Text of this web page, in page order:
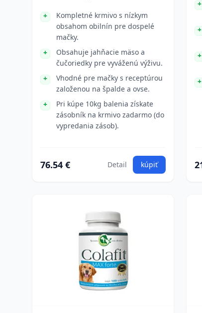
Kompletné krmivo s nízkym
obsahom obilnín pre dospelé
mačky.
Obsahuje jahňacie mäso a
čučoriedky pre vyváženú výživu.
Vhodné pre mačky s receptúrou
založenou na špalde a ovse.
Pri kúpe 10kg balenia získate
zásobník na krmivo zadarmo (do
vypredania zásob).
76.54 € Detail kúpiť